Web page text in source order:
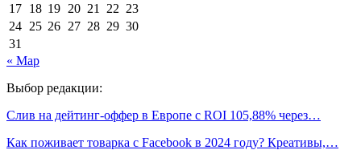
17 18 19 20 21 22 23
24 25 26 27 28 29 30
31
« Мар
Выбор редакции:
Слив на дейтинг-оффер в Европе с ROI 105,88% через…
Как поживает товарка с Facebook в 2024 году? Креативы,…